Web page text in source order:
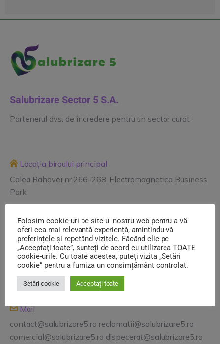
Salubrizare Sector 5 S.A.
Partenerul dvs. de încredere pentru un sector curat
Locația biroului principal
Calea Rahovei nr.266-268. Electromagnetica Business
Park
031.9450
Program de lucru de birou
Luni - Joi: 08:00 - 16:30
Vineri: 08:00 - 14:00
Sâmbătă, Duminică: închis
Mail
contact@salubrizare5.ro reclamatii@salubrizare5.ro
comercial@salubrizare5.ro dispecerat@salubrizare5.ro
Folosim cookie-uri pe site-ul nostru web pentru a vă
oferi cea mai relevantă experiență, amintindu-vă
preferințele și repetând vizitele. Făcând clic pe
„Acceptați toate”, sunteți de acord cu utilizarea TOATE
cookie-urile. Cu toate acestea, puteți vizita „Setări
cookie” pentru a furniza un consimțământ controlat.
Setări cookie Acceptați toate